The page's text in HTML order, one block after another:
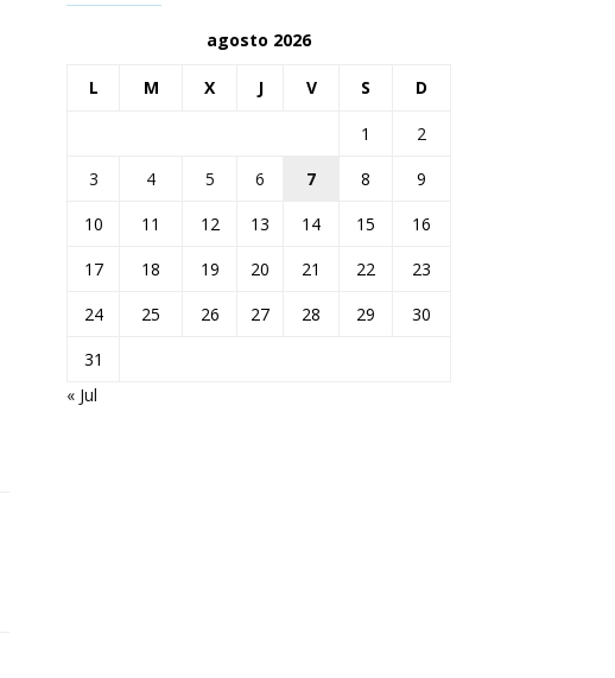
agosto 2026
L M X J V S D
1
2
3
4 5 6 7 8
9
10
11 12 13 14 15
16
17
18 19 20 21 22
23
24
25 26 27 28 29
30
31
« Jul